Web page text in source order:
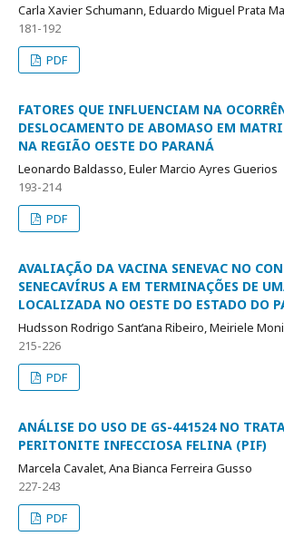
Carla Xavier Schumann, Eduardo Miguel Prata
181-192
PDF
FATORES QUE INFLUENCIAM NA
DESLOCAMENTO DE ABOMASO EM
NA REGIÃO OESTE DO PARANÁ
Leonardo Baldasso, Euler Marcio Ayres Guerios
193-214
PDF
AVALIAÇÃO DA VACINA SENEVAC NO
SENECAVÍRUS A EM TERMINAÇÕES DE
LOCALIZADA NO OESTE DO ESTADO DO
Hudsson Rodrigo Sant’ana Ribeiro, Meiriele
215-226
PDF
ANÁLISE DO USO DE GS-441524 NO
PERITONITE INFECCIOSA FELINA (PIF)
Marcela Cavalet, Ana Bianca Ferreira Gusso
227-243
PDF